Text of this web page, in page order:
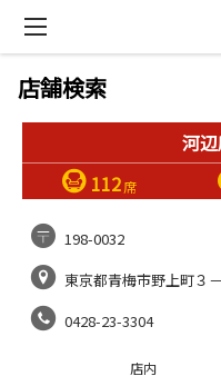
店舗検索
河
112 席
198-0032
東京都青梅市野上町３
0428-23-3304
店内